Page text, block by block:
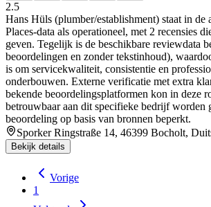
2.5
Hans Hüls (plumber/establishment) staat in de
Places-data als operationeel, met 2 recensies
geven. Tegelijk is de beschikbare reviewdata
beoordelingen en zonder tekstinhoud),
is om servicekwaliteit, consistentie en
onderbouwen. Externe verificatie met extra
bekende beoordelingsplatformen kon in deze
betrouwbaar aan dit specifieke bedrijf worden
beoordeling op basis van bronnen beperkt.
Sporker Ringstraße 14, 46399 Bocholt,
Bekijk details
Vorige
1